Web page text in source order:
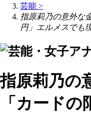
芸能 >
指原莉乃の意外な
円」エルメスでも
指原莉乃の
「カードの